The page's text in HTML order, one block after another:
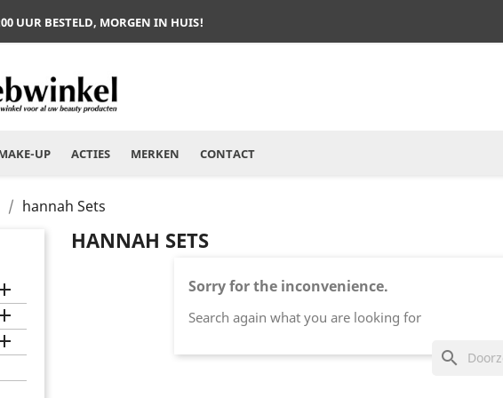
UUR BESTELD, MORGEN IN HUIS!
UP ACTIES MERKEN CONTACT
hannah Sets
HANNAH SETS
Sorry for the inconvenience.
Search again what you are looking for
search